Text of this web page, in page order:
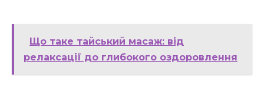
Що таке тайський масаж: від
релаксації до глибокого оздоровлення